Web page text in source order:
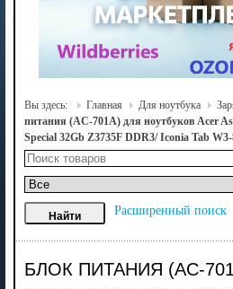
Вы здесь: Главная Для ноутбука
питания (AC-701A) для ноутбуков Acer
Special 32Gb Z3735F DDR3/ Iconia Tab
Расширенный поиск
БЛОК ПИТАНИЯ (AC-